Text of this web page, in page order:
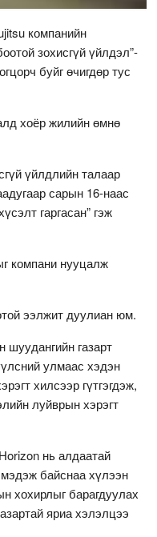
компанийн
зохисгүй үйлдэл”-
буйг өчигдөр тус
хоёр жилийн өмнө
үйлдлийн талаар
сарын 16-наас
гаргасан” гэж
компани нууцалж
ээлжит дуулиан юм.
газарт
улмаас хэдэн
хилсээр гүтгэгдэж,
луйврын хэрэгт
нь алдаатай
байснаа хүлээн
хохирлыг барагдуулах
яриа хэлэлцээ